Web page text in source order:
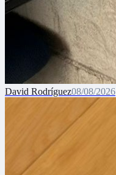
David Rodríguez08/08/2026